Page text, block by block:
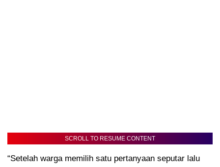
SCROLL TO RESUME CONTENT
“Setelah warga memilih satu pertanyaan seputar lalu